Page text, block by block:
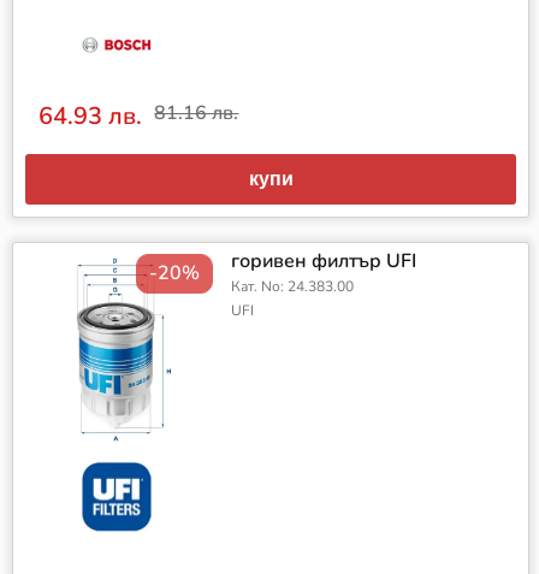
64.93 лв. 81.16 лв.
купи
-20% горивен филтър UFI
Кат. No: 24.383.00
UFI